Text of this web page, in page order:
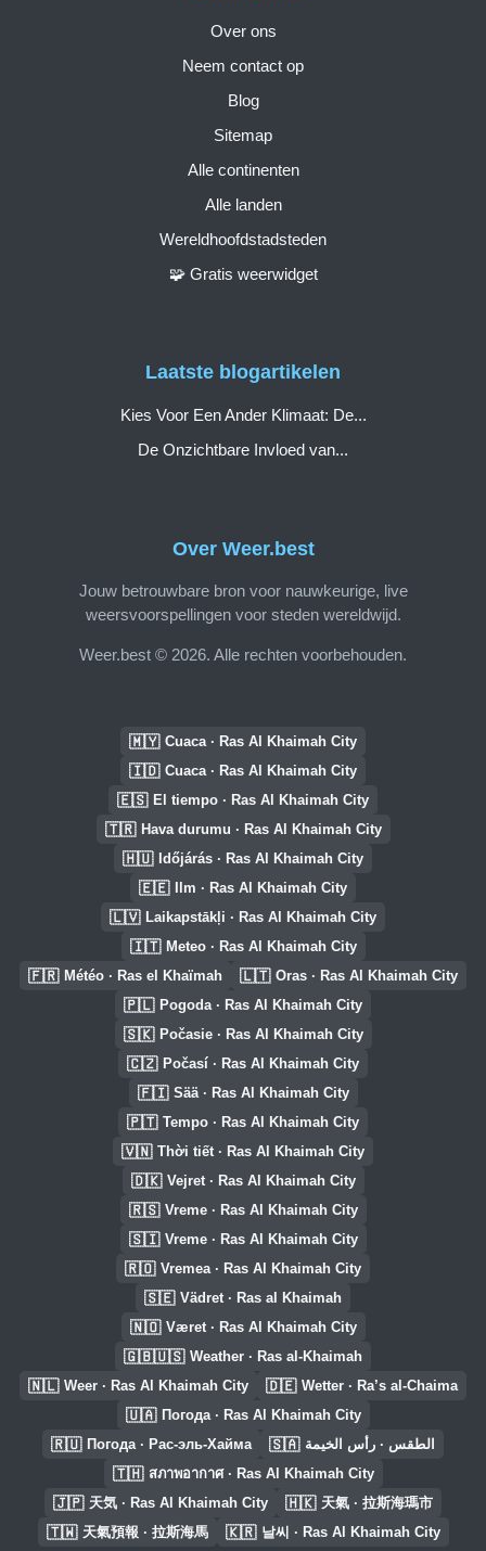
Over Weer.best
Jouw betrouwbare bron voor nauwkeurige, live
weersvoorspellingen voor steden wereldwijd.
Weer.best © 2026. Alle rechten voorbehouden.
Over ons
Neem contact op
Blog
Sitemap
Alle continenten
Alle landen
Wereldhoofdstadsteden
🧩 Gratis weerwidget
Laatste blogartikelen
Kies Voor Een Ander Klimaat: De...
De Onzichtbare Invloed van...
🇲🇾 Cuaca · Ras Al Khaimah City
🇮🇩 Cuaca · Ras Al Khaimah City
🇪🇸 El tiempo · Ras Al Khaimah City
🇹🇷 Hava durumu · Ras Al Khaimah City
🇭🇺 Időjárás · Ras Al Khaimah City
🇪🇪 Ilm · Ras Al Khaimah City
🇱🇻 Laikapstākļi · Ras Al Khaimah City
🇮🇹 Meteo · Ras Al Khaimah City
🇫🇷 Météo · Ras el Khaïmah 🇱🇹 Oras · Ras Al Khaimah City
🇵🇱 Pogoda · Ras Al Khaimah City
🇸🇰 Počasie · Ras Al Khaimah City
🇨🇿 Počasí · Ras Al Khaimah City
🇫🇮 Sää · Ras Al Khaimah City
🇵🇹 Tempo · Ras Al Khaimah City
🇻🇳 Thời tiết · Ras Al Khaimah City
🇩🇰 Vejret · Ras Al Khaimah City
🇷🇸 Vreme · Ras Al Khaimah City
🇸🇮 Vreme · Ras Al Khaimah City
🇷🇴 Vremea · Ras Al Khaimah City
🇸🇪 Vädret · Ras al Khaimah
🇳🇴 Været · Ras Al Khaimah City
🇬🇧🇺🇸 Weather · Ras al-Khaimah
🇳🇱 Weer · Ras Al Khaimah City 🇩🇪 Wetter · Ra’s al-Chaima
🇺🇦 Погода · Ras Al Khaimah City
🇷🇺 Погода · Рас-эль-Хайма 🇸🇦 الطقس · رأس الخيمة
🇹🇭 สภาพอากาศ · Ras Al Khaimah City
🇯🇵 天気 · Ras Al Khaimah City 🇭🇰 天氣 · 拉斯海瑪市
🇹🇼 天氣預報 · 拉斯海馬 🇰🇷 날씨 · Ras Al Khaimah City